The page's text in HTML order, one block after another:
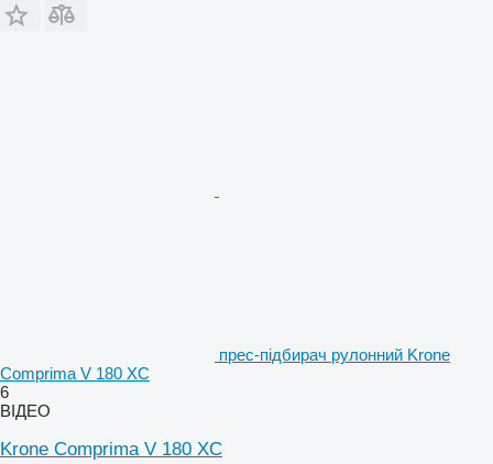
прес-підбирач рулонний Krone
Comprima V 180 XC
6
ВІДЕО
Krone Comprima V 180 XC